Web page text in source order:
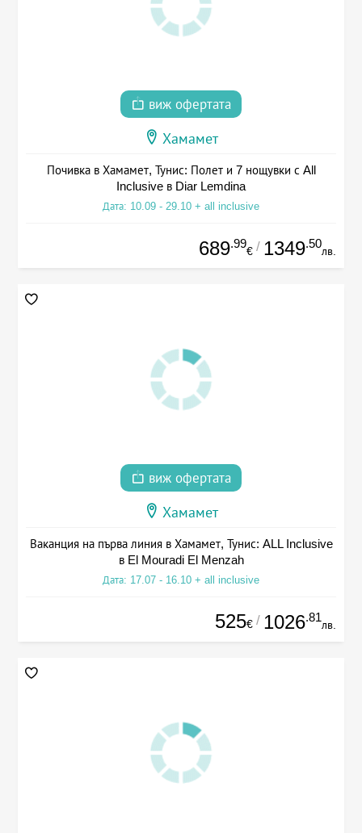
виж офертата
Хамамет
Почивка в Хамамет, Тунис: Полет и 7 нощувки с All
Inclusive в Diar Lemdina
Дата: 10.09 - 29.10 + all inclusive
689.99
€ / 1349.50
лв.
виж офертата
Хамамет
Ваканция на първа линия в Хамамет, Тунис: ALL Inclusive
в El Mouradi El Menzah
Дата: 17.07 - 16.10 + all inclusive
525€ / 1026.81
лв.